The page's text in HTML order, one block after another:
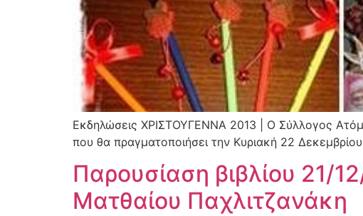
Εκδηλώσεις ΧΡΙΣΤΟΥΓΕΝΝΑ 2013 | Ο Σύλλογος
που θα πραγματοποιήσει την Κυριακή 22
Παρουσίαση βιβλίου 21/
Ματθαίου Παχλιτζανάκη